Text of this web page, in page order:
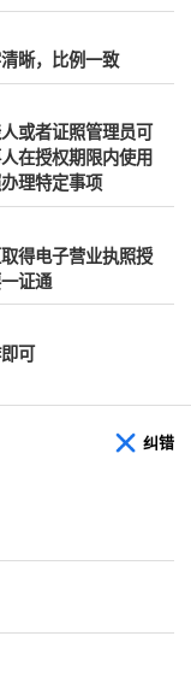
晰，比例一致
或者证照管理员可
在授权期限内使用
理特定事项
得电子营业执照授
证通
可
纠错